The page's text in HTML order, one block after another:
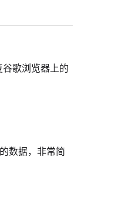
歌浏览器上的
数据，非常简